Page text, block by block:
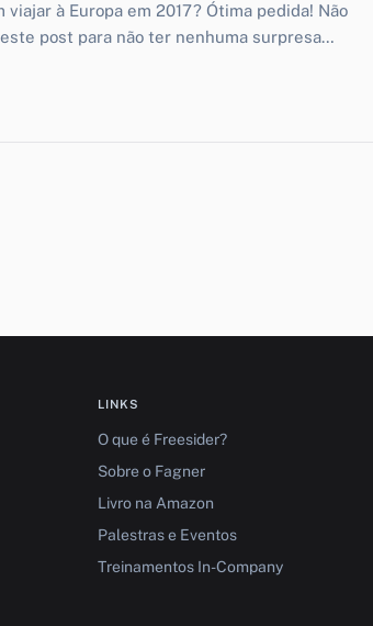
viajar à Europa em 2017? Ótima pedida! Não
post para não ter nenhuma surpresa
LINKS
O que é Freesider?
Sobre o Fagner
Livro na Amazon
Palestras e Eventos
Treinamentos In-Company